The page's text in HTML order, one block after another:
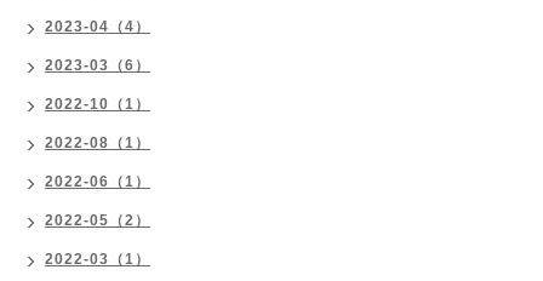
2023-04（4）
2023-03（6）
2022-10（1）
2022-08（1）
2022-06（1）
2022-05（2）
2022-03（1）